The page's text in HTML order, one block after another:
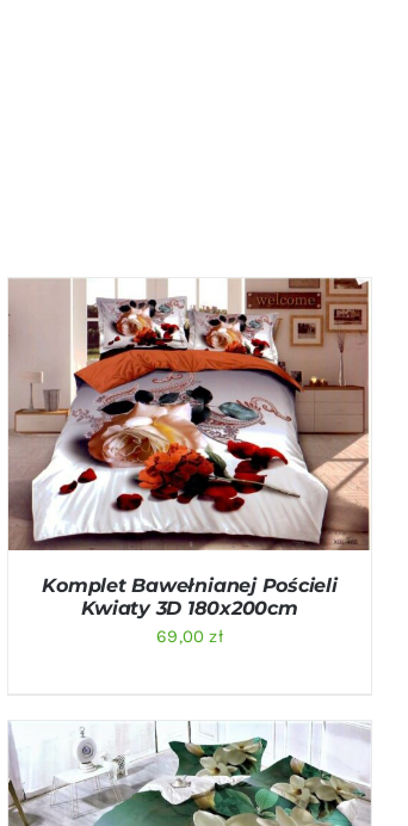
DODAJ DO KOSZYKA / QUICK VIEW
Komplet Bawełnianej Pościeli
Kwiaty 3D 180x200cm
69,00zł